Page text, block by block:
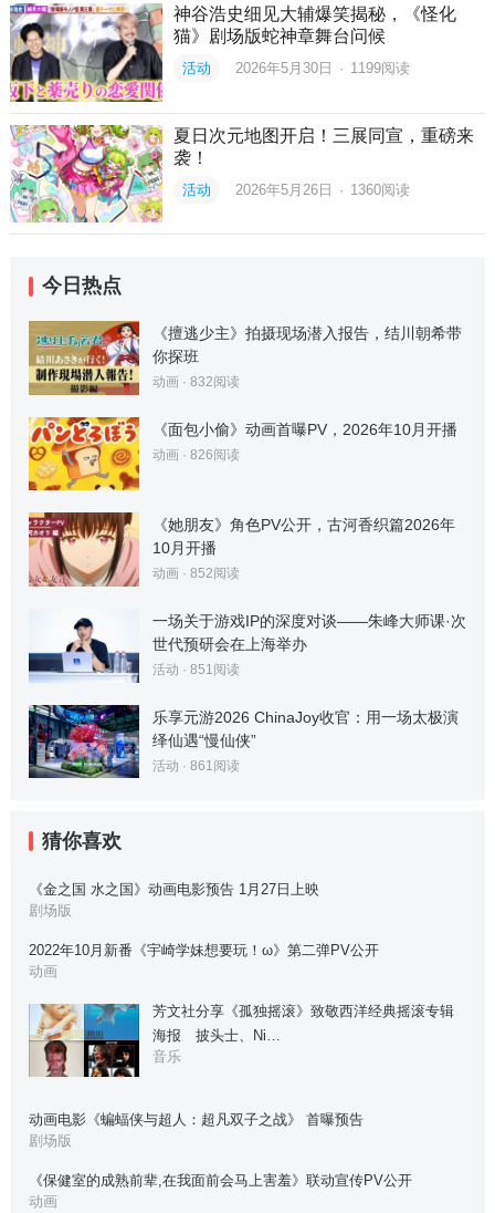
神谷浩史细见大辅爆笑揭秘，《怪化
猫》剧场版蛇神章舞台问候
活动 2026年5月30日 · 1199阅读
夏日次元地图开启！三展同宣，重磅来
袭！
活动 2026年5月26日 · 1360阅读
今日热点
《擅逃少主》拍摄现场潜入报告，结川朝希带
你探班
动画· 832阅读
《面包小偷》动画首曝PV，2026年10月开播
动画· 826阅读
《她朋友》角色PV公开，古河香织篇2026年
10月开播
动画· 852阅读
一场关于游戏IP的深度对谈——朱峰大师课·次
世代预研会在上海举办
活动 · 851阅读
乐享元游2026 ChinaJoy收官：用一场太极演
绎仙遇“慢仙侠”
活动 · 861 阅读
猜你喜欢
《金之国 水之国》动画电影预告 1月27日上映
剧场版
2022年10月新番《宇崎学妹想要玩！ω》第二弹PV公开
动画
芳文社分享《孤独摇滚》致敬西洋经典摇滚专辑
海报 披头士、Ni…
音乐
动画电影《蝙蝠侠与超人：超凡双子之战》 首曝预告
剧场版
《保健室的成熟前辈,在我面前会马上害羞》联动宣传PV公开
动画